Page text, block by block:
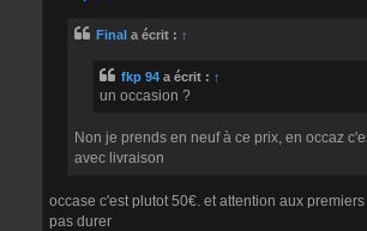
Final a écrit : ↑
fkp 94 a écrit : ↑
un occasion ?
Non je prends en neuf à ce prix, en occaz
avec livraison
occase c'est plutot 50€. et attention aux
pas durer